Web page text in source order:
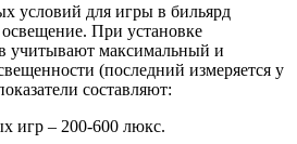
условий для игры в бильярд
При установке
учитывают максимальный и
(последний измеряется у
составляют:
– 200-600 люкс.